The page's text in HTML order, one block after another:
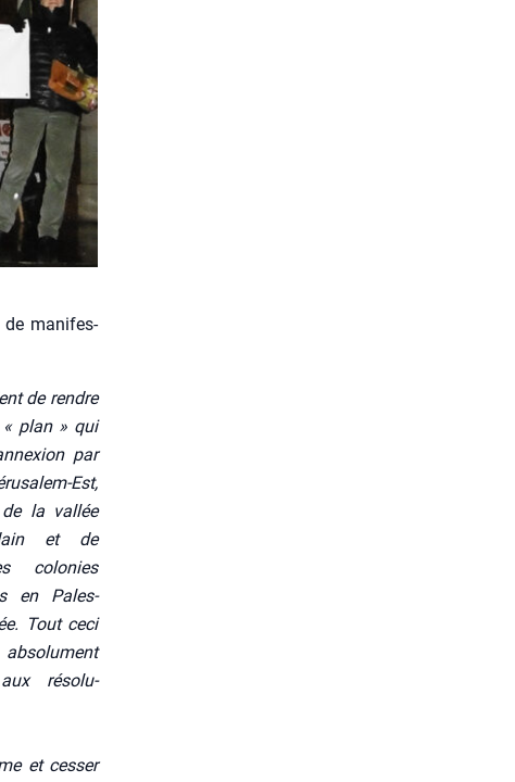
de mani­fes­
de rendre
plan » qui
par
Est,
la val­lée
et de
colo­nies
en Pales­
Tout ceci
réso­lu­
et ces­ser